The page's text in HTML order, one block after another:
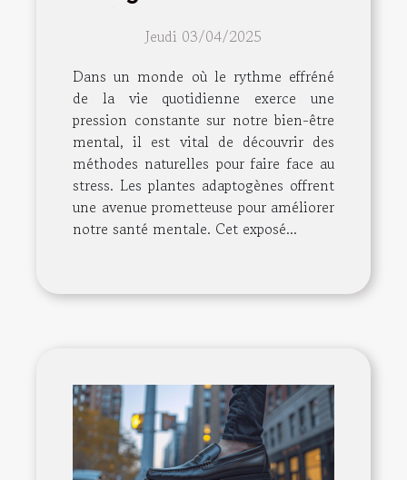
votre santé mentale
Jeudi 03/04/2025
Dans un monde où le rythme effréné
de la vie quotidienne exerce une
pression constante sur notre bien-être
mental, il est vital de découvrir des
méthodes naturelles pour faire face au
stress. Les plantes adaptogènes offrent
une avenue prometteuse pour améliorer
notre santé mentale. Cet exposé...